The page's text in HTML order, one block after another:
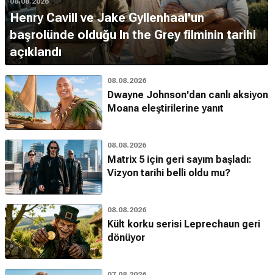
Henry Cavill ve Jake Gyllenhaal'un
başrolünde olduğu In the Grey filminin tarihi
açıklandı
08.08.2026
Dwayne Johnson'dan canlı aksiyon
Moana eleştirilerine yanıt
08.08.2026
Matrix 5 için geri sayım başladı:
Vizyon tarihi belli oldu mu?
08.08.2026
Kült korku serisi Leprechaun geri
dönüyor